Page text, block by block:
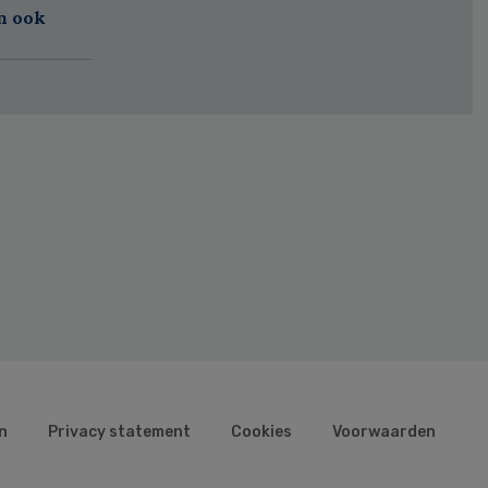
ook
Privacy statement Cookies Voorwaarden